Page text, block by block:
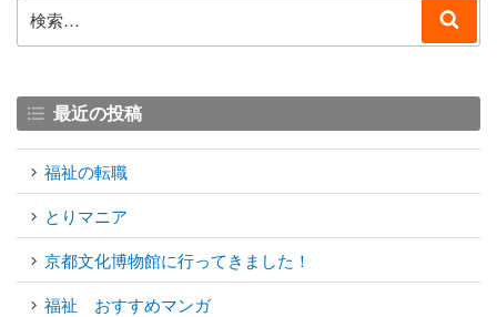
索:
索
最近の投稿
福祉の転職
とりマニア
京都文化博物館に行ってきました！
福祉 おすすめマンガ